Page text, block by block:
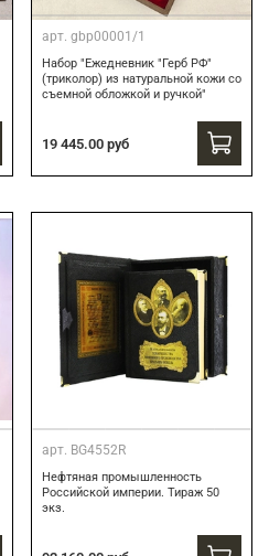
арт. gbp00001/1
Набор "Ежедневник "Герб РФ"
(триколор) из натуральной кожи со
съемной обложкой и ручкой"
19 445.00 руб
арт. BG4552R
Нефтяная промышленность
Российской империи. Тираж 50
экз.